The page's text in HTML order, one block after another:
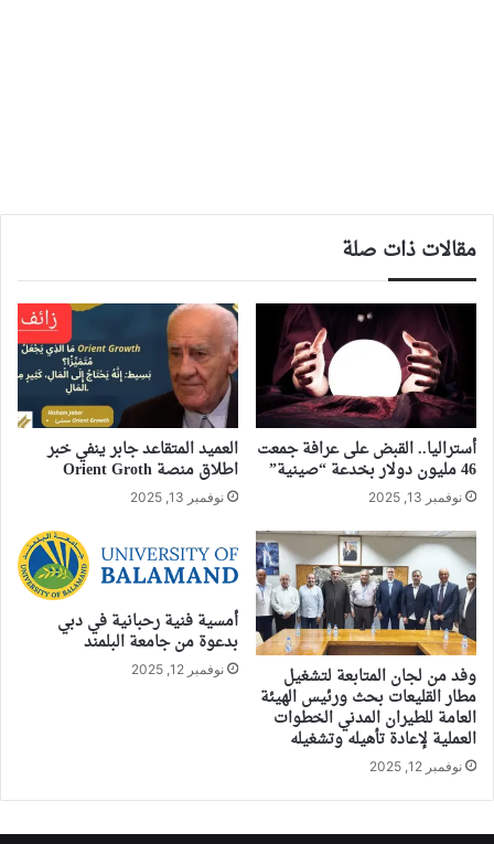
مقالات ذات صلة
أستراليا.. القبض على عرافة جمعت
46 مليون دولار بخدعة “صينية”
نوفمبر 13, 2025
العميد المتقاعد جابر ينفي خبر
اطلاق منصة Orient Groth
نوفمبر 13, 2025
وفد من لجان المتابعة لتشغيل
مطار القليعات بحث ورئيس الهيئة
العامة للطيران المدني الخطوات
العملية لإعادة تأهيله وتشغيله
نوفمبر 12, 2025
أمسية فنية رحبانية في دبي
بدعوة من جامعة البلمند
نوفمبر 12, 2025